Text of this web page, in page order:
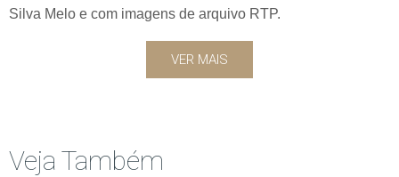
Silva Melo e com imagens de arquivo RTP.
VER MAIS
Veja Também